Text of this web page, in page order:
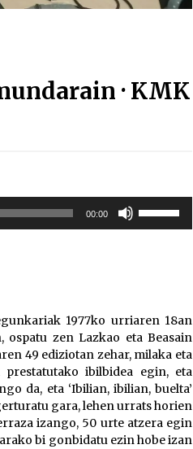
· KMK
00:00
jaisteko.
1977ko urriaren 18an
zen Lazkao eta Beasain
49 ediziotan zehar, milaka eta
ibilbidea egin, eta
da, eta ‘Ibilian, ibilian, buelta’
gara, lehen urrats horien
izango, 50 urte atzera egin
bi gonbidatu ezin hobe izan